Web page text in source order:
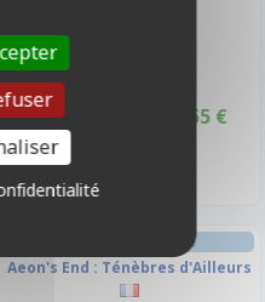
Promo -10% 12,55 €
Aeon's End : Ténèbres d'Ailleurs